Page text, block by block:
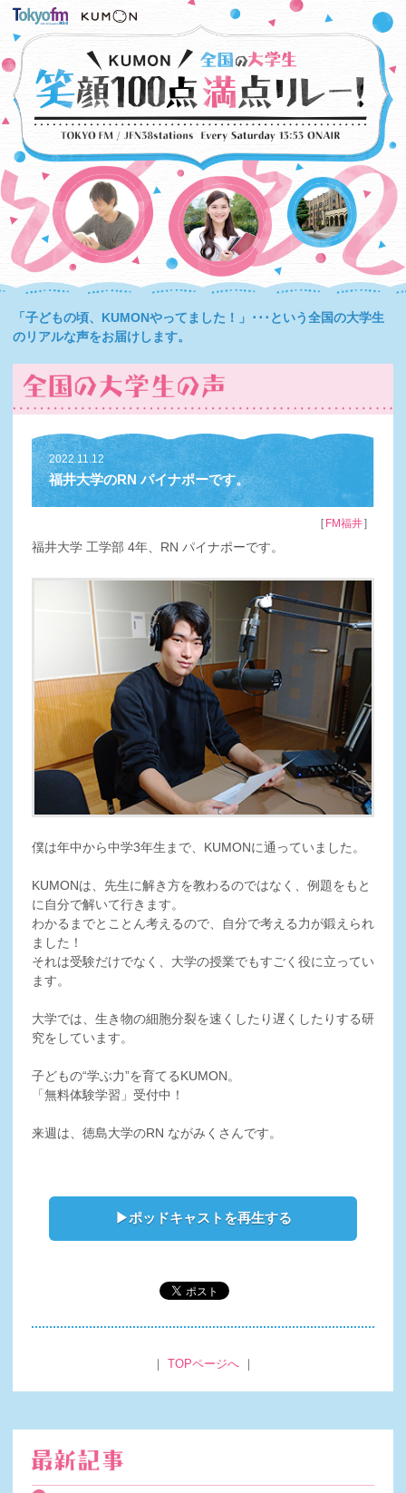
「子どもの頃、KUMONやってました！」･･･という全国の大学生
のリアルな声をお届けします。
2022.11.12
福井大学のRN パイナポーです。
［ FM福井］
福井大学 工学部 4年、RN パイナポーです。
僕は年中から中学3年生まで、KUMONに通っていました。
KUMONは、先生に解き方を教わるのではなく、例題をもと
に自分で解いて行きます。
わかるまでとことん考えるので、自分で考える力が鍛えられ
ました！
それは受験だけでなく、大学の授業でもすごく役に立ってい
ます。
大学では、生き物の細胞分裂を速くしたり遅くしたりする研
究をしています。
子どもの“学ぶ力”を育てるKUMON。
「無料体験学習」受付中！
来週は、徳島大学のRN ながみくさんです。
▶ポッドキャストを再生する
｜ TOPページへ｜